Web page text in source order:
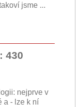
jsme ...
430
nejprve v
a - lze k ní